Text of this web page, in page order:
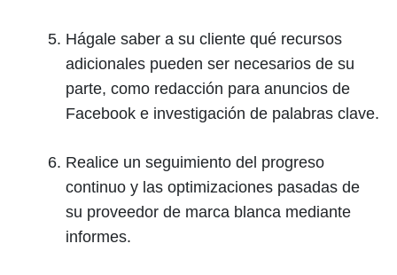
Hágale saber a su cliente qué recursos
adicionales pueden ser necesarios de su
parte, como redacción para anuncios de
Facebook e investigación de palabras clave.
Realice un seguimiento del progreso
continuo y las optimizaciones pasadas de
su proveedor de marca blanca mediante
informes.